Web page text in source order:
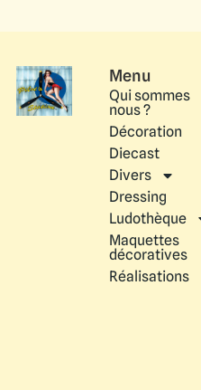
Menu
Qui sommes
nous ?
Décoration
Diecast
Divers
Dressing
Ludothèque
Maquettes
décoratives
Réalisations